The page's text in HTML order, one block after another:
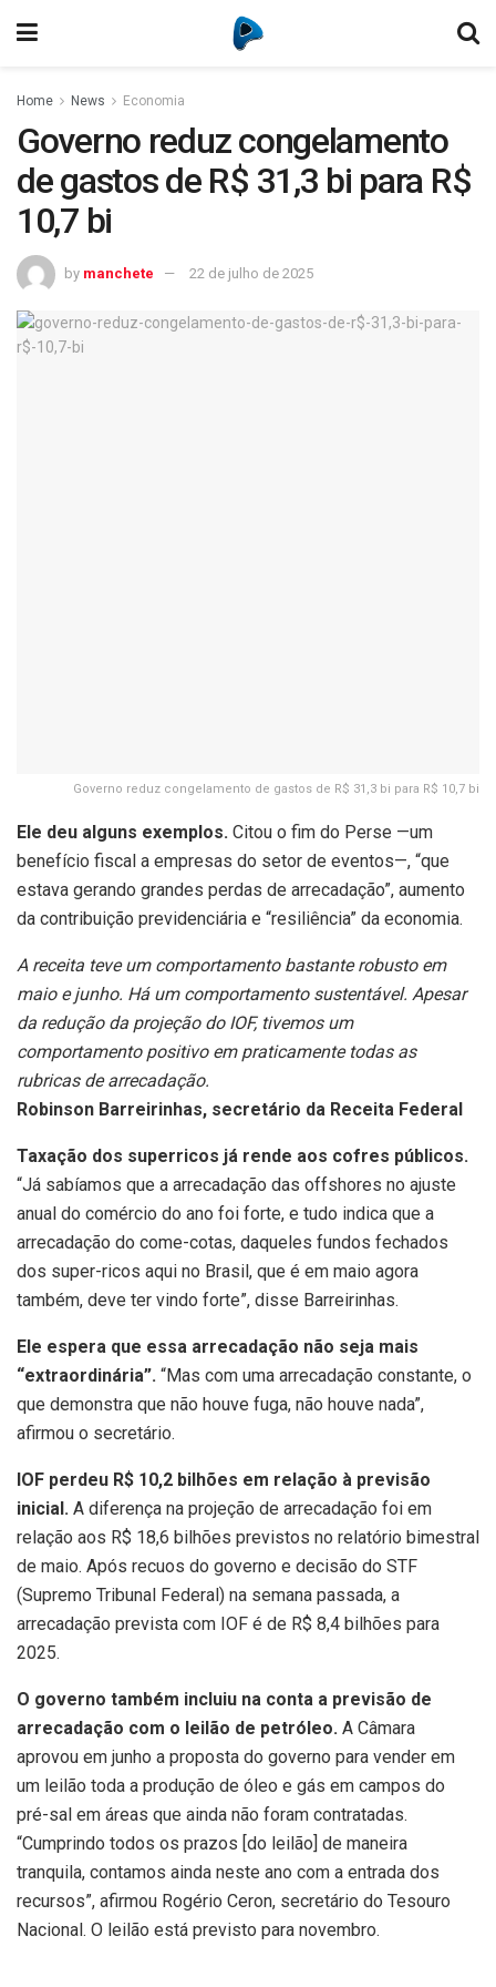
Home News Economia
Governo reduz congelamento
de gastos de R$ 31,3 bi para R$
10,7 bi
by manchete 22 de julho de 2025
Governo reduz congelamento de gastos de R$ 31,3 bi para R$ 10,7 bi
Ele deu alguns exemplos. Citou o fim do Perse —um
benefício fiscal a empresas do setor de eventos—, “que
estava gerando grandes perdas de arrecadação”, aumento
da contribuição previdenciária e “resiliência” da economia.
A receita teve um comportamento bastante robusto em
maio e junho. Há um comportamento sustentável. Apesar
da redução da projeção do IOF, tivemos um
comportamento positivo em praticamente todas as
rubricas de arrecadação.
Robinson Barreirinhas, secretário da Receita Federal
Taxação dos superricos já rende aos cofres públicos.
“Já sabíamos que a arrecadação das offshores no ajuste
anual do comércio do ano foi forte, e tudo indica que a
arrecadação do come-cotas, daqueles fundos fechados
dos super-ricos aqui no Brasil, que é em maio agora
também, deve ter vindo forte”, disse Barreirinhas.
Ele espera que essa arrecadação não seja mais
“extraordinária”. “Mas com uma arrecadação constante, o
que demonstra que não houve fuga, não houve nada”,
afirmou o secretário.
IOF perdeu R$ 10,2 bilhões em relação à previsão
inicial. A diferença na projeção de arrecadação foi em
relação aos R$ 18,6 bilhões previstos no relatório bimestral
de maio. Após recuos do governo e decisão do STF
(Supremo Tribunal Federal) na semana passada, a
arrecadação prevista com IOF é de R$ 8,4 bilhões para
2025.
O governo também incluiu na conta a previsão de
arrecadação com o leilão de petróleo. A Câmara
aprovou em junho a proposta do governo para vender em
um leilão toda a produção de óleo e gás em campos do
pré-sal em áreas que ainda não foram contratadas.
“Cumprindo todos os prazos [do leilão] de maneira
tranquila, contamos ainda neste ano com a entrada dos
recursos”, afirmou Rogério Ceron, secretário do Tesouro
Nacional. O leilão está previsto para novembro.